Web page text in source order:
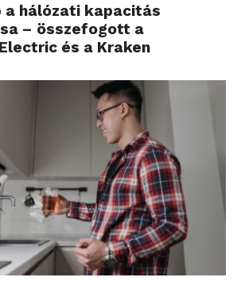
a hálózati kapacitás
– összefogott a
és a Kraken